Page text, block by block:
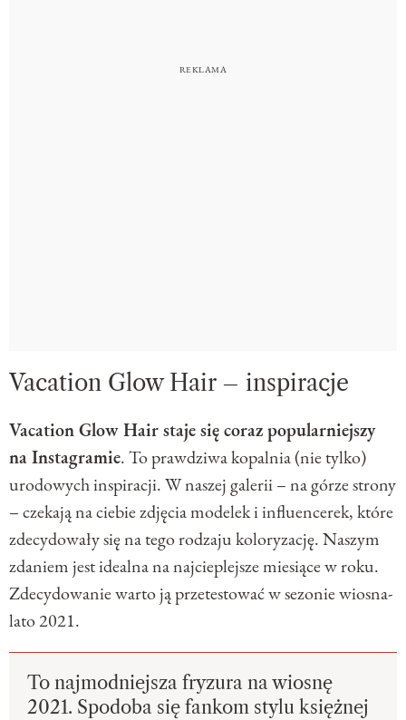
Vacation Glow Hair – inspiracje
Vacation Glow Hair staje się coraz popularniejszy
na Instagramie. To prawdziwa kopalnia (nie tylko)
urodowych inspiracji. W naszej galerii – na górze strony
– czekają na ciebie zdjęcia modelek i influencerek, które
zdecydowały się na tego rodzaju koloryzację. Naszym
zdaniem jest idealna na najcieplejsze miesiące w roku.
Zdecydowanie warto ją przetestować w sezonie wiosna-
lato 2021.
To najmodniejsza fryzura na wiosnę
2021. Spodoba się fankom stylu księżnej